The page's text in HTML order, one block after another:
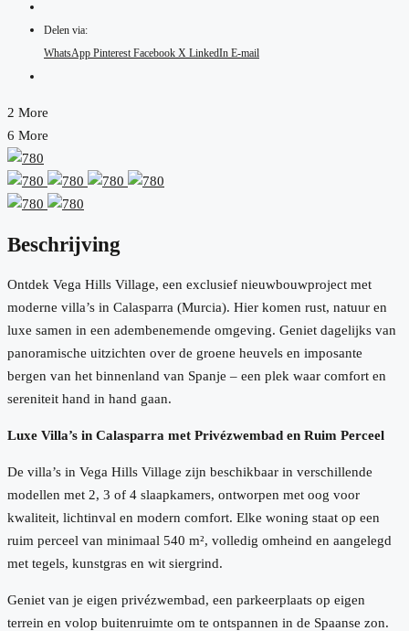
Delen via:
WhatsApp Pinterest Facebook X LinkedIn E-mail
2 More
6 More
Beschrijving
Ontdek Vega Hills Village, een exclusief nieuwbouwproject met
moderne villa’s in Calasparra (Murcia). Hier komen rust, natuur en
luxe samen in een adembenemende omgeving. Geniet dagelijks van
panoramische uitzichten over de groene heuvels en imposante
bergen van het binnenland van Spanje – een plek waar comfort en
sereniteit hand in hand gaan.
Luxe Villa’s in Calasparra met Privézwembad en Ruim Perceel
De villa’s in Vega Hills Village zijn beschikbaar in verschillende
modellen met 2, 3 of 4 slaapkamers, ontworpen met oog voor
kwaliteit, lichtinval en modern comfort. Elke woning staat op een
ruim perceel van minimaal 540 m², volledig omheind en aangelegd
met tegels, kunstgras en wit siergrind.
Geniet van je eigen privézwembad, een parkeerplaats op eigen
terrein en volop buitenruimte om te ontspannen in de Spaanse zon.